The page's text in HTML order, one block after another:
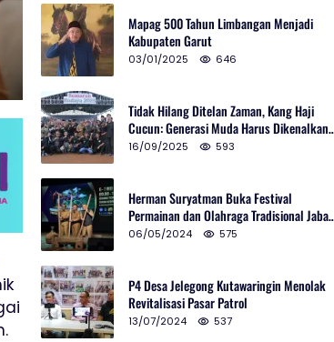
Mapag 500 Tahun Limbangan Menjadi
Kabupaten Garut
03/01/2025 646
Tidak Hilang Ditelan Zaman, Kang Haji
Cucun: Generasi Muda Harus Dikenalkan
Pencak Silat
16/09/2025 593
Herman Suryatman Buka Festival
Permainan dan Olahraga Tradisional Jabar
2024 di Gedung Teater Tertutup
06/05/2024 575
P4 Desa Jelegong Kutawaringin Menolak
Revitalisasi Pasar Patrol
13/07/2024 537